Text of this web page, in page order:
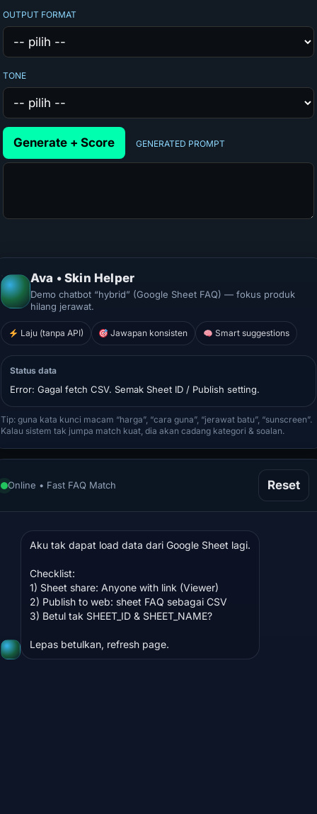
OUTPUT FORMAT
TONE
Generate + Score GENERATED PROMPT
Ava • Skin Helper
Demo chatbot “hybrid” (Google Sheet FAQ) — fokus produk
hilang jerawat.
Laju (tanpa API) Jawapan konsisten Smart suggestions
Status data
Error: Gagal fetch CSV. Semak Sheet ID / Publish setting.
Tip: guna kata kunci macam “harga”, “cara guna”, “jerawat batu”, “sunscreen”.
Kalau sistem tak jumpa match kuat, dia akan cadang kategori & soalan.
Online • Fast FAQ Match Reset
Aku tak dapat load data dari Google Sheet lagi.
Checklist:
1) Sheet share: Anyone with link (Viewer)
2) Publish to web: sheet FAQ sebagai CSV
3) Betul tak SHEET_ID & SHEET_NAME?
Lepas betulkan, refresh page.